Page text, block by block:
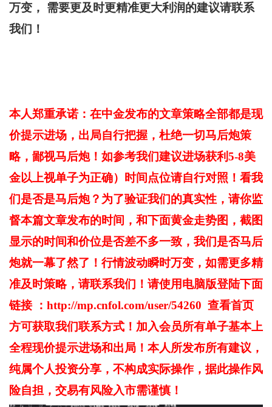
万变， 需要更及时更精准更大利润的建议请联系
我们！
本人郑重承诺：在中金发布的文章策略全部都是现
价提示进场，出局自行把握，杜绝一切马后炮策
略，鄙视马后炮！如参考我们建议进场获利5-8美
金以上视单子为正确）时间点位请自行对照！看我
们是否是马后炮？为了验证我们的真实性，请你监
督本篇文章发布的时间，和下面黄金走势图，截图
显示的时间和价位是否差不多一致，我们是否马后
炮就一幕了然了！行情波动瞬时万变，如需更多精
准及时策略，请联系我们！请使用电脑版登陆下面
链接 ：http://mp.cnfol.com/user/54260 查看首页
方可获取我们联系方式！加入会员所有单子基本上
全程现价提示进场和出局！ 本人所发布所有建议，
纯属个人投资分享，不构成实际操作，据此操作风
险自担，交易有风险入市需谨慎！